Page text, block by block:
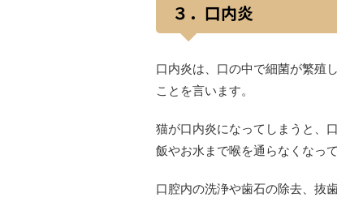
３．口内炎
口内炎は、口の中で細菌が繁殖
ことを言います。
猫が口内炎になってしまうと、
飯やお水まで喉を通らなくなっ
口腔内の洗浄や歯石の除去、抜